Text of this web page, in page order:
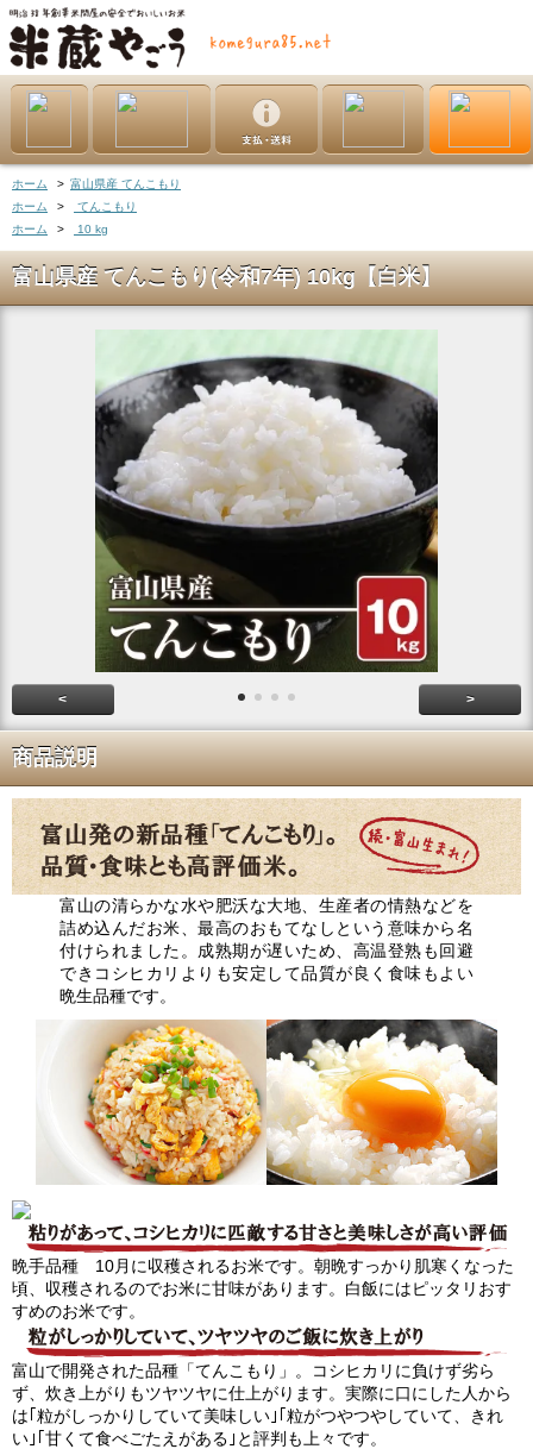
ホーム > 富山県産 てんこもり
ホーム
>
てんこもり
ホーム
> 10 kg
富山県産 てんこもり(令和7年) 10kg【白米】
< >
商品説明
富山の清らかな水や肥沃な大地、生産者の情熱などを
詰め込んだお米、最高のおもてなしという意味から名
付けられました。成熟期が遅いため、高温登熟も回避
できコシヒカリよりも安定して品質が良く食味もよい
晩生品種です。
晩手品種 10月に収穫されるお米です。朝晩すっかり肌寒くなった
頃、収穫されるのでお米に甘味があります。白飯にはピッタリおす
すめのお米です。
富山で開発された品種「てんこもり」。コシヒカリに負けず劣ら
ず、炊き上がりもツヤツヤに仕上がります。実際に口にした人から
は｢粒がしっかりしていて美味しい｣｢粒がつやつやしていて、きれ
い｣｢甘くて食べごたえがある｣と評判も上々です。